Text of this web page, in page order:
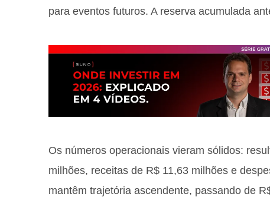
para eventos futuros. A reserva acumulada
Os números operacionais vieram sólidos:
milhões, receitas de R$ 11,63 milhões e
mantêm trajetória ascendente, passando de